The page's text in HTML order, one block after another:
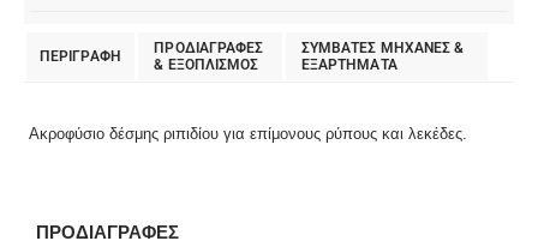
ΠΕΡΙΓΡΑΦΗ
ΠΡΟΔΙΑΓΡΑΦΕΣ
& EΞΟΠΛΙΣΜΟΣ
ΣΥΜΒΑΤΕΣ ΜΗΧΑΝΕΣ &
ΕΞΑΡΤΗΜΑΤΑ
Ακροφύσιο δέσμης ριπιδίου για επίμονους ρύπους και λεκέδες.
ΠΡΟΔΙΑΓΡΑΦΕΣ